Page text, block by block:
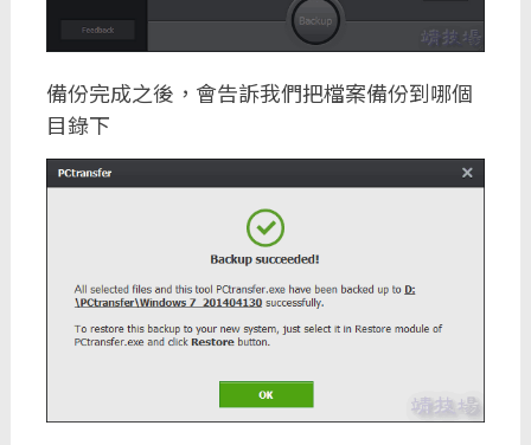
備份完成之後，會告訴我們把檔案備份到哪個
目錄下